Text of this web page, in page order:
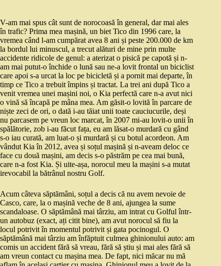
V-am mai spus cât sunt de norocoasă în general, dar mai ales
în trafic? Prima mea mașină, un biet Tico din 1996 care, la
vremea când l-am cumpărat avea 8 ani și peste 200.000 de km
la bordul lui minuscul, a trecut alături de mine prin multe
accidente ridicole de genul: a aterizat o pisică pe capotă și n-
am mai putut-o închide o lună sau ne-a lovit frontal un biciclist
care apoi s-a urcat la loc pe bicicletă și a pornit mai departe, în
timp ce Tico a trebuit împins și tractat. La trei ani după Tico a
venit vremea unei mașini noi, o Kia perfectă care n-a avut nici
o vină să încapă pe mâna mea. Am găsit-o lovită în parcare de
niște zeci de ori, o dată i-au tăiat unii toate cauciucurile, deși
nu parcasem pe vreun loc marcat, în 2007 mi-au lovit-o unii în
spălătorie, zob i-au făcut fața, eu am lăsat-o murdară cu gând
s-o iau curată, am luat-o și murdară și cu botul acordeon. Am
vândut Kia în 2012, avea și soțul mașină și n-aveam deloc ce
face cu două mașini, am decis s-o păstrăm pe cea mai bună,
care n-a fost Kia. Și uite-așa, norocul meu la mașini s-a mutat
irevocabil la bătrânul nostru Golf.
Acum câteva săptămâni, soțul a decis că nu avem nevoie de
Casco, care, la o mașină veche de 8 ani, ajungea la sume
scandaloase. O săptămână mai târziu, am intrat cu Golful într-
un autobuz (exact, ați citit bine), am avut norocul să fiu la
locul potrivit în momentul potrivit și gata pocinogul. O
săptămână mai târziu am înfăptuit culmea ghinionului auto: am
comis un accident fără să vreau, fără să știu și mai ales fără să
am vreun contact cu mașina mea. De fapt, nici măcar nu mă